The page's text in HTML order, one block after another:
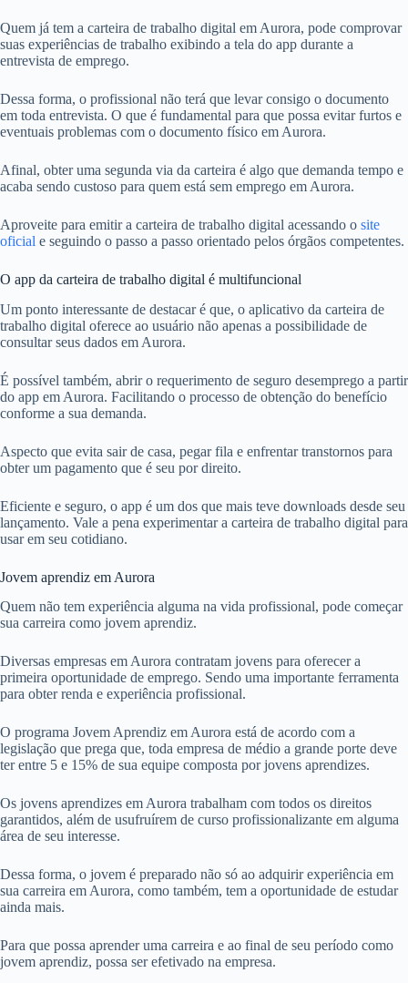
Quem já tem a carteira de trabalho digital em Aurora, pode comprovar
suas experiências de trabalho exibindo a tela do app durante a
entrevista de emprego.
Dessa forma, o profissional não terá que levar consigo o documento
em toda entrevista. O que é fundamental para que possa evitar furtos e
eventuais problemas com o documento físico em Aurora.
Afinal, obter uma segunda via da carteira é algo que demanda tempo e
acaba sendo custoso para quem está sem emprego em Aurora.
Aproveite para emitir a carteira de trabalho digital acessando o site
oficial e seguindo o passo a passo orientado pelos órgãos competentes.
O app da carteira de trabalho digital é multifuncional
Um ponto interessante de destacar é que, o aplicativo da carteira de
trabalho digital oferece ao usuário não apenas a possibilidade de
consultar seus dados em Aurora.
É possível também, abrir o requerimento de seguro desemprego a partir
do app em Aurora. Facilitando o processo de obtenção do benefício
conforme a sua demanda.
Aspecto que evita sair de casa, pegar fila e enfrentar transtornos para
obter um pagamento que é seu por direito.
Eficiente e seguro, o app é um dos que mais teve downloads desde seu
lançamento. Vale a pena experimentar a carteira de trabalho digital para
usar em seu cotidiano.
Jovem aprendiz em Aurora
Quem não tem experiência alguma na vida profissional, pode começar
sua carreira como jovem aprendiz.
Diversas empresas em Aurora contratam jovens para oferecer a
primeira oportunidade de emprego. Sendo uma importante ferramenta
para obter renda e experiência profissional.
O programa Jovem Aprendiz em Aurora está de acordo com a
legislação que prega que, toda empresa de médio a grande porte deve
ter entre 5 e 15% de sua equipe composta por jovens aprendizes.
Os jovens aprendizes em Aurora trabalham com todos os direitos
garantidos, além de usufruírem de curso profissionalizante em alguma
área de seu interesse.
Dessa forma, o jovem é preparado não só ao adquirir experiência em
sua carreira em Aurora, como também, tem a oportunidade de estudar
ainda mais.
Para que possa aprender uma carreira e ao final de seu período como
jovem aprendiz, possa ser efetivado na empresa.